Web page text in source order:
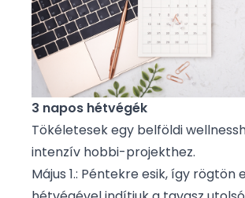
3 napos hétvégék
Tökéletesek egy belföldi
intenzív hobbi-projekthez.
Május 1.: Péntekre esik, így rögtön